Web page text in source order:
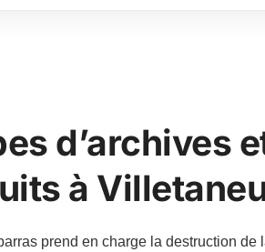
d’archives
à
prend en charge la destruction